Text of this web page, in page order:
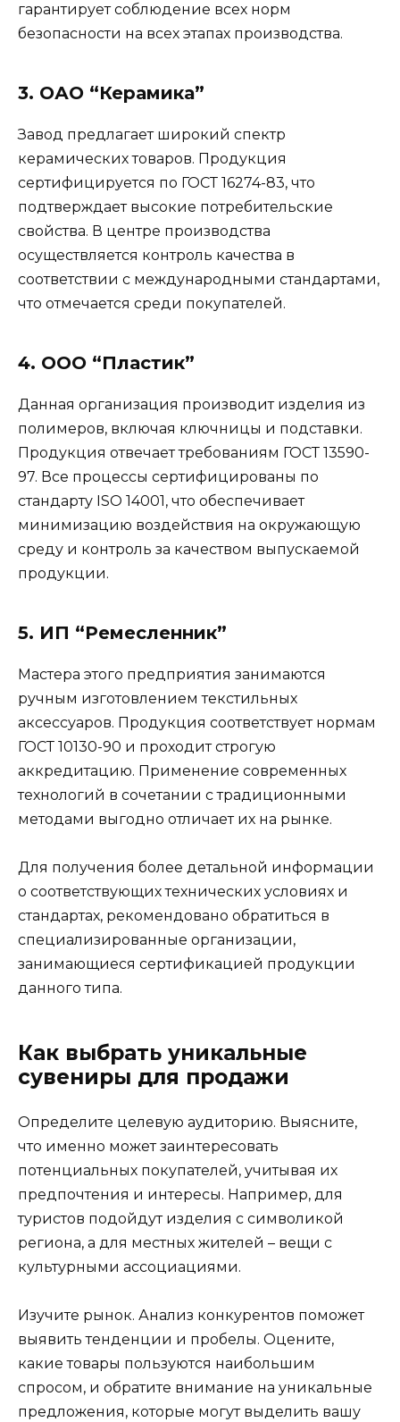
гарантирует соблюдение всех норм
безопасности на всех этапах производства.
3. ОАО “Керамика”
Завод предлагает широкий спектр
керамических товаров. Продукция
сертифицируется по ГОСТ 16274-83, что
подтверждает высокие потребительские
свойства. В центре производства
осуществляется контроль качества в
соответствии с международными стандартами,
что отмечается среди покупателей.
4. ООО “Пластик”
Данная организация производит изделия из
полимеров, включая ключницы и подставки.
Продукция отвечает требованиям ГОСТ 13590-
97. Все процессы сертифицированы по
стандарту ISO 14001, что обеспечивает
минимизацию воздействия на окружающую
среду и контроль за качеством выпускаемой
продукции.
5. ИП “Ремесленник”
Мастера этого предприятия занимаются
ручным изготовлением текстильных
аксессуаров. Продукция соответствует нормам
ГОСТ 10130-90 и проходит строгую
аккредитацию. Применение современных
технологий в сочетании с традиционными
методами выгодно отличает их на рынке.
Для получения более детальной информации
о соответствующих технических условиях и
стандартах, рекомендовано обратиться в
специализированные организации,
занимающиеся сертификацией продукции
данного типа.
Как выбрать уникальные
сувениры для продажи
Определите целевую аудиторию. Выясните,
что именно может заинтересовать
потенциальных покупателей, учитывая их
предпочтения и интересы. Например, для
туристов подойдут изделия с символикой
региона, а для местных жителей – вещи с
культурными ассоциациями.
Изучите рынок. Анализ конкурентов поможет
выявить тенденции и пробелы. Оцените,
какие товары пользуются наибольшим
спросом, и обратите внимание на уникальные
предложения, которые могут выделить вашу